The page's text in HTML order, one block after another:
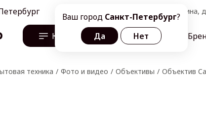
Ваш город Санкт-Петербург?
Да
Нет
100100, г. Санкт-Петербург, ул.
Каталог О нас Услуги
техника Фото и видео Объективы Объектив